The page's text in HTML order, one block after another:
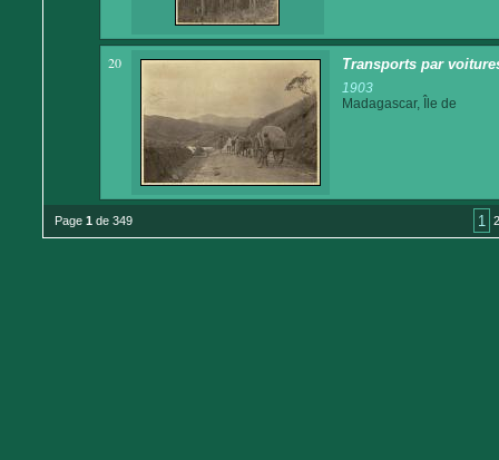
20 Transports par
1903
Madagascar, Île de
Page 1 de 349 1 2